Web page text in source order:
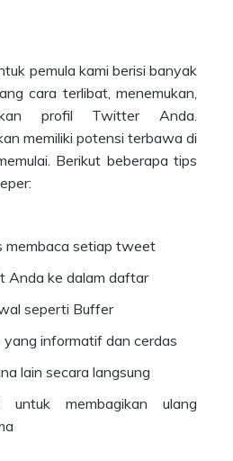
pemula kami berisi banyak
cara terlibat, menemukan,
profil Twitter Anda.
memiliki potensi terbawa di
Berikut beberapa tips
membaca setiap tweet
Anda ke dalam daftar
seperti Buffer
informatif dan cerdas
lain secara langsung
untuk membagikan ulang